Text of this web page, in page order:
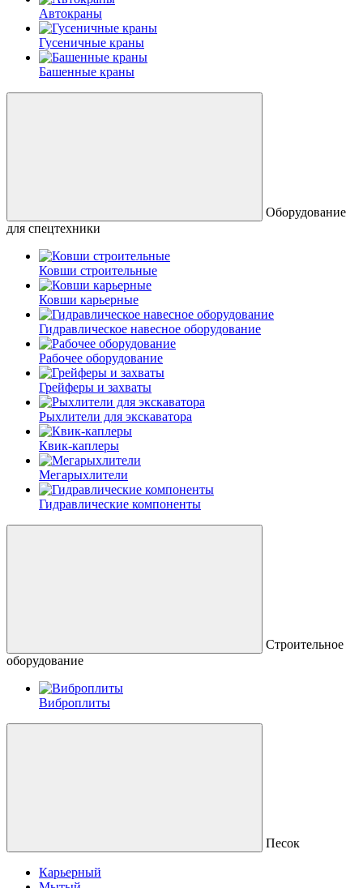
Автокраны
Гусеничные краны
Башенные краны
Оборудование
для спецтехники
Ковши строительные
Ковши карьерные
Гидравлическое навесное оборудование
Рабочее оборудование
Грейферы и захваты
Рыхлители для экскаватора
Квик-каплеры
Мегарыхлители
Гидравлические компоненты
Строительное
оборудование
Виброплиты
Песок
Карьерный